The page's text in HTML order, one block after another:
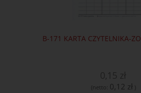
B-171 KARTA CZYTELNIKA-
(netto: 0,12 zł )